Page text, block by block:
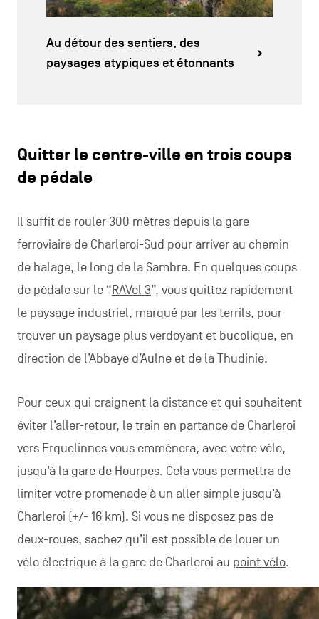
Au détour des sentiers, des
paysages atypiques et étonnants
Quitter le centre-ville en trois coups
de pédale
Il suffit de rouler 300 mètres depuis la gare
ferroviaire de Charleroi-Sud pour arriver au chemin
de halage, le long de la Sambre. En quelques coups
de pédale sur le “RAVel 3”, vous quittez rapidement
le paysage industriel, marqué par les terrils, pour
trouver un paysage plus verdoyant et bucolique, en
direction de l’Abbaye d’Aulne et de la Thudinie.
Pour ceux qui craignent la distance et qui souhaitent
éviter l’aller-retour, le train en partance de Charleroi
vers Erquelinnes vous emmènera, avec votre vélo,
jusqu’à la gare de Hourpes. Cela vous permettra de
limiter votre promenade à un aller simple jusqu’à
Charleroi (+/- 16 km). Si vous ne disposez pas de
deux-roues, sachez qu’il est possible de louer un
vélo électrique à la gare de Charleroi au point vélo.